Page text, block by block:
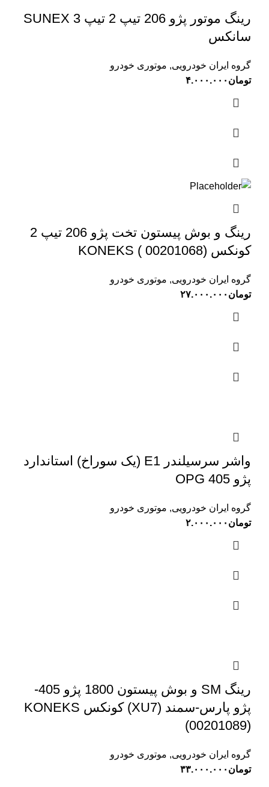
رینگ موتور پژو 206 تیپ 2 تیپ 3 SUNEX
سانکس
گروه ایران خودرویی, موتوری خودرو
تومان ۴.۰۰۰.۰۰۰
رینگ و بوش پیستون تخت پژو 206 تیپ 2
کونکس KONEKS ( 00201068)
گروه ایران خودرویی, موتوری خودرو
تومان ۲۷.۰۰۰.۰۰۰
واشر سرسیلندر E1 (یک سوراخ) استاندارد
پژو 405 OPG
گروه ایران خودرویی, موتوری خودرو
تومان ۲.۰۰۰.۰۰۰
رینگ SM و بوش پیستون 1800 پژو 405-
پژو پارس-سمند (XU7) کونکس KONEKS
(00201089)
گروه ایران خودرویی, موتوری خودرو
تومان ۳۳.۰۰۰.۰۰۰